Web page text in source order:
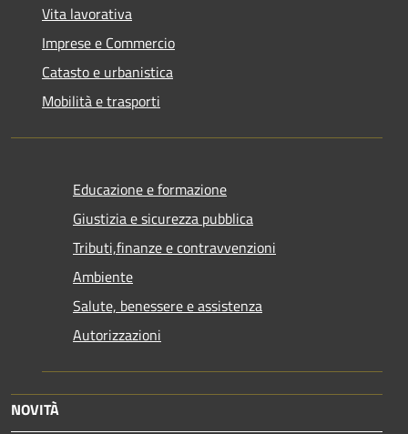
Vita lavorativa
Imprese e Commercio
Catasto e urbanistica
Mobilità e trasporti
Educazione e formazione
Giustizia e sicurezza pubblica
Tributi,finanze e contravvenzioni
Ambiente
Salute, benessere e assistenza
Autorizzazioni
NOVITÀ